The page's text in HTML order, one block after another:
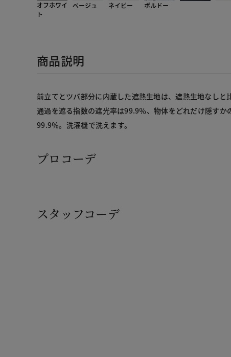
オフホワイ
ト
ベージュ ネイビー ボルドー
商品説明
前立てとツバ部分に内蔵した遮熱生地は、遮熱生地なし
通過を遮る指数の遮光率は99.9％、物体をどれだけ隠すか
99.9％。洗濯機で洗えます。
プロコーデ
スタッフコーデ